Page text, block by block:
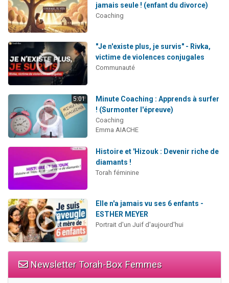
jamais seule ! (enfant du divorce)
Coaching
"Je n'existe plus, je survis" - Rivka,
victime de violences conjugales
Communauté
5:01
Minute Coaching : Apprends à surfer
! (Surmonter l'épreuve)
Coaching
Emma AIACHE
Histoire et 'Hizouk : Devenir riche de
diamants !
Torah féminine
Elle n'a jamais vu ses 6 enfants -
ESTHER MEYER
Portrait d'un Juif d'aujourd'hui
Newsletter Torah-Box Femmes